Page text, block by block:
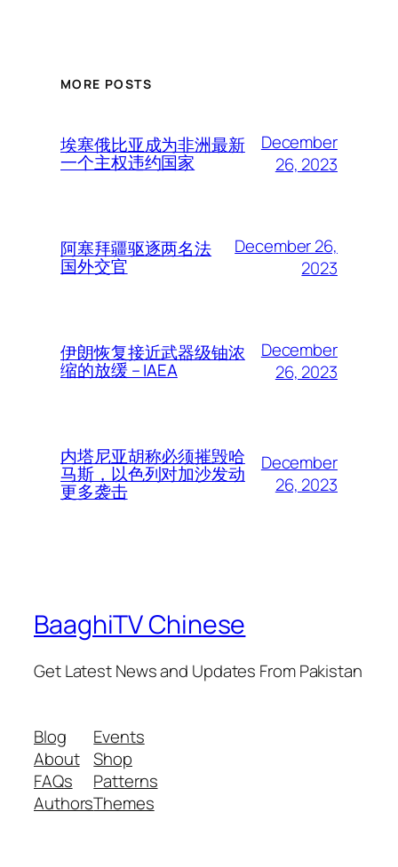
MORE POSTS
埃塞俄比亚成为非洲最新
一个主权违约国家
December
26, 2023
阿塞拜疆驱逐两名法
国外交官
December 26,
2023
伊朗恢复接近武器级铀浓
缩的放缓 – IAEA
December
26, 2023
内塔尼亚胡称必须摧毁哈
马斯，以色列对加沙发动
更多袭击
December
26, 2023
BaaghiTV Chinese
Get Latest News and Updates From Pakistan
Blog
About
FAQs
Authors
Events
Shop
Patterns
Themes